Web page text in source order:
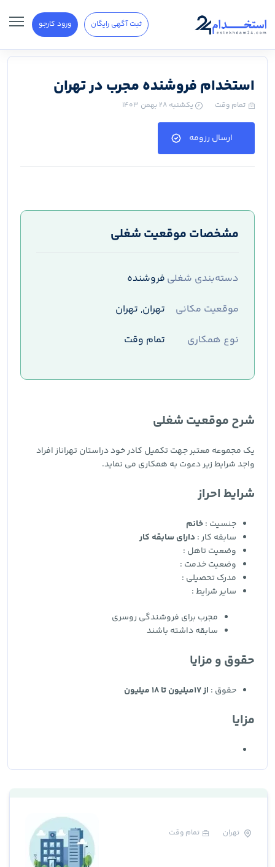
ثبت آگهی رایگان ورود کارجو
استخدام فروشنده مجرب در تهران
تمام وقت یکشنبه ۲۸ بهمن ۱۴۰۳
ارسال رزومه
مشخصات موقعیت شغلی
دسته‌بندی شغلی فروشنده
موقعیت مکانی
تهران, تهران
نوع همکاری
تمام وقت
شرح موقعیت شغلی
یک مجموعه معتبر جهت تکمیل کادر خود دراستان تهراناز افراد
واجد شرایط زیر دعوت به همکاری می نماید.
شرایط احراز
جنسیت :خانم
سابقه کار : دارای سابقه کار
وضعیت تاهل :
وضعیت خدمت :
مدرک تحصیلی :
سایر شرایط :
مجرب برای فروشندگی روسری
سابقه داشته باشند
حقوق و مزایا
حقوق : از 17میلیون تا 18 میلیون
مزایا
تهران تمام وقت